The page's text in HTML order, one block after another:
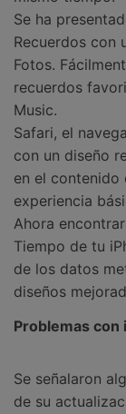
Se ha
Recuerdos con
Fotos.
recuerdos
Music.
Safari, el
con un diseño
en el contenido
experiencia
Ahora
Tiempo de tu
de los datos
diseños
Problemas con
Se señalaron
de su